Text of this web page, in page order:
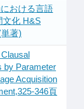
おける言語
文化 H&S
著)
by Parameter
Acquisition
346頁